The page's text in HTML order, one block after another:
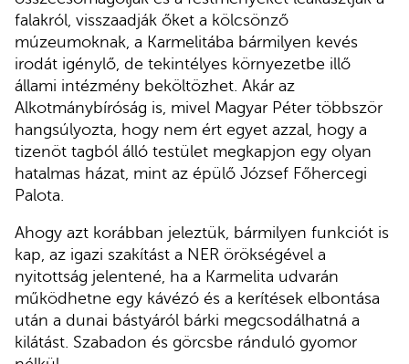
falakról, visszaadják őket a kölcsönző
múzeumoknak, a Karmelitába bármilyen kevés
irodát igénylő, de tekintélyes környezetbe illő
állami intézmény beköltözhet. Akár az
Alkotmánybíróság is, mivel Magyar Péter többször
hangsúlyozta, hogy nem ért egyet azzal, hogy a
tizenöt tagból álló testület megkapjon egy olyan
hatalmas házat, mint az épülő József Főhercegi
Palota.
Ahogy azt korábban jeleztük, bármilyen funkciót is
kap, az igazi szakítást a NER örökségével a
nyitottság jelentené, ha a Karmelita udvarán
működhetne egy kávézó és a kerítések elbontása
után a dunai bástyáról bárki megcsodálhatná a
kilátást. Szabadon és görcsbe ránduló gyomor